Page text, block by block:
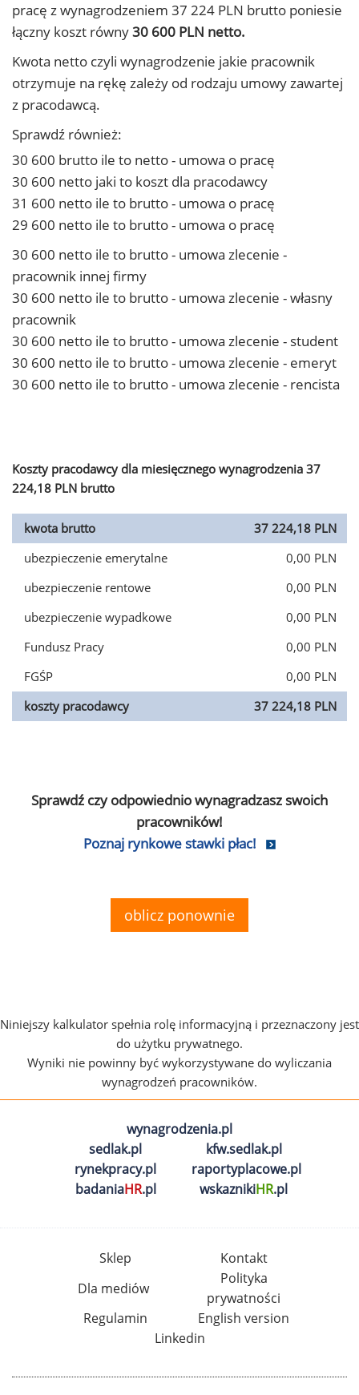
pracę z wynagrodzeniem 37 224 PLN brutto poniesie
łączny koszt równy30 600 PLN netto.
Kwota netto czyli wynagrodzenie jakie pracownik
otrzymuje na rękę zależy od rodzaju umowy zawartej
z pracodawcą.
Sprawdź również:
30 600 brutto ile to netto - umowa o pracę
30 600 netto jaki to koszt dla pracodawcy
31 600 netto ile to brutto - umowa o pracę
29 600 netto ile to brutto - umowa o pracę
30 600 netto ile to brutto - umowa zlecenie -
pracownik innej firmy
30 600 netto ile to brutto - umowa zlecenie - własny
pracownik
30 600 netto ile to brutto - umowa zlecenie - student
30 600 netto ile to brutto - umowa zlecenie - emeryt
30 600 netto ile to brutto - umowa zlecenie - rencista
Koszty pracodawcy dla miesięcznego wynagrodzenia 37
224,18 PLN brutto
kwota brutto
37 224,18 PLN
ubezpieczenie emerytalne
0,00 PLN
ubezpieczenie rentowe
0,00 PLN
ubezpieczenie wypadkowe
0,00 PLN
Fundusz Pracy
0,00 PLN
FGŚP
0,00 PLN
koszty pracodawcy
37 224,18 PLN
Sprawdź czy odpowiednio wynagradzasz swoich
pracowników!
Poznaj rynkowe stawki płac!
oblicz ponownie
Niniejszy kalkulator spełnia rolę informacyjną i przeznaczony jest
do użytku prywatnego.
Wyniki nie powinny być wykorzystywane do wyliczania
wynagrodzeń pracowników.
wynagrodzenia.pl
sedlak.pl
kfw.sedlak.pl
rynekpracy.pl
raportyplacowe.pl
badaniaHR.pl wskaznikiHR.pl
Sklep
Kontakt
Dla mediów
Polityka
prywatności
Regulamin
English version
Linkedin